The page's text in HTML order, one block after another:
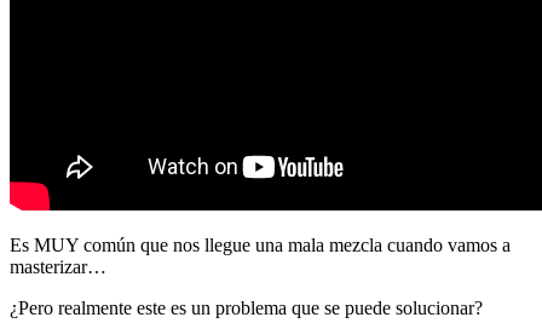
Es MUY común que nos llegue una mala mezcla cuando vamos a
masterizar…
¿Pero realmente este es un problema que se puede solucionar?